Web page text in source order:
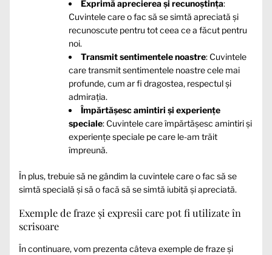
Exprimă aprecierea și recunoștința:
Cuvintele care o fac să se simtă apreciată și
recunoscute pentru tot ceea ce a făcut pentru
noi.
Transmit sentimentele noastre: Cuvintele
care transmit sentimentele noastre cele mai
profunde, cum ar fi dragostea, respectul și
admirația.
Împărtășesc amintiri și experiențe
speciale: Cuvintele care împărtășesc amintiri și
experiențe speciale pe care le-am trăit
împreună.
În plus, trebuie să ne gândim la cuvintele care o fac să se
simtă specială și să o facă să se simtă iubită și apreciată.
Exemple de fraze și expresii care pot fi utilizate în
scrisoare
În continuare, vom prezenta câteva exemple de fraze și